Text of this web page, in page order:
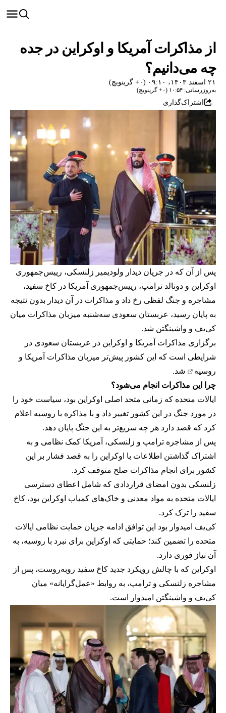
از مذاکرات آمریکا و اوکراین در جده
چه می‌دانیم؟
۲۱ اسفند ۱۴۰۳، ۰۹:۱۰ (‎+۰ گرینویچ)
به‌روزرسانی: ۱۰:۵۴ (‎+۰ گرینویچ)
اشتراک‌گذاری
پس از آن که در جریان دیدار ولودیمیر زلنسکی، رییس‌جمهوری
اوکراین و دونالد ترامپ، رییس‌جمهوری آمریکا در کاخ سفید،
مشاجره و جنگ لفظی رخ داد و مذاکرات در آن دیدار بدون نتیجه
به پایان رسید، عربستان سعودی سه‌شنبه میزبان مذاکرات میان
کی‌یف و واشینگتن شد.
برگزاری مذاکرات آمریکا و اوکراین در عربستان سعودی در
شرایطی است که این کشور پیش‌تر میزبان مذاکرات آمریکا و
روسیه
شد.
چرا این مذاکرات انجام می‌شود؟
ایالات متحده که زمانی متحد اصلی اوکراین بود، سیاست خود را
در مورد جنگ در این کشور تغییر داد و با مذاکره با روسیه اعلام
کرد که قصد دارد هر چه سریع‌تر به این جنگ پایان دهد.
پس از مشاجره ترامپ و زلنسکی، آمریکا کمک نظامی و به
اشتراک گذاشتن اطلاعات با اوکراین را به قصد فشار بر این
کشور برای انجام مذاکرات صلح متوقف کرد.
زلنسکی بدون امضای قراردادی که شامل اعطای دسترسی
ایالات متحده به مواد معدنی و خاک‌های کمیاب اوکراین بود، کاخ
سفید را ترک کرد.
کی‌یف امیدوار بود این توافق ادامه جریان حمایت نظامی ایالات
متحده را تضمین کند؛ حمایتی که اوکراین برای نبرد با روسیه، به
آن نیاز فوری دارد.
اوکراین که با چالش رویکرد جدید کاخ سفید روبه‌روست، پس از
مشاجره زلنسکی و ترامپ، به روابط «عمل‌گرایانه» میان
کی‌یف و واشینگتن امیدوار است.